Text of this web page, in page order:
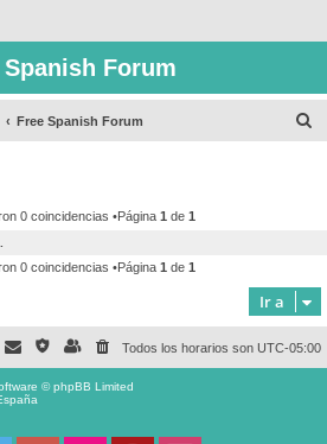
Spanish Forum
Free Spanish Forum
0 coincidencias •Página 1 de 1
0 coincidencias •Página 1 de 1
Ir a
Todos los horarios son UTC-05:00
© phpBB Limited